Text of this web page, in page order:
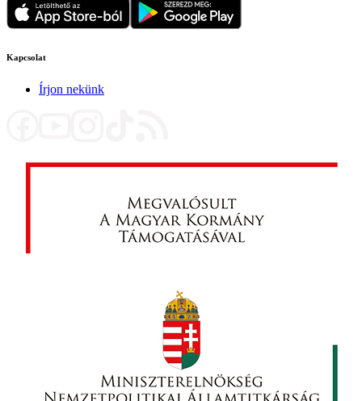
Kapcsolat
Írjon nekünk